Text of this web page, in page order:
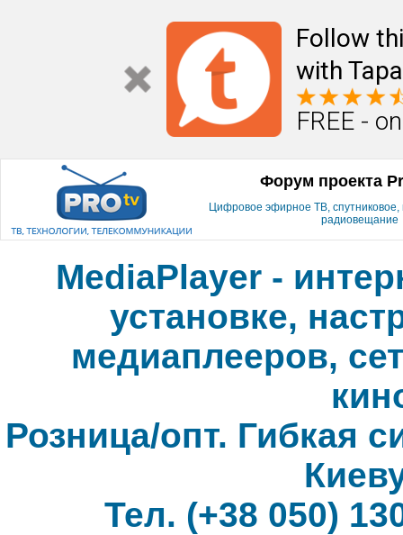
Follow
with
FREE -
Форум проекта
Цифровое эфирное ТВ, спутниковое,
радиовещание
MediaPlayer -
установке,
медиаплееров,
Розница/опт. Гибкая
Тел. (+38 050)